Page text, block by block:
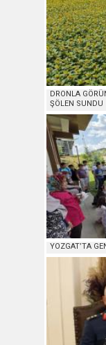
DRONLA
ŞÖLEN SUNDU
YOZGAT’TA